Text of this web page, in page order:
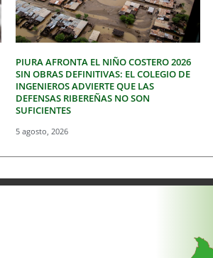
PIURA AFRONTA EL NIÑO COSTERO 2026
SIN OBRAS DEFINITIVAS: EL COLEGIO DE
INGENIEROS ADVIERTE QUE LAS
DEFENSAS RIBEREÑAS NO SON
SUFICIENTES
5 agosto, 2026